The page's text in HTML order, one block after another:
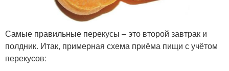
Самые правильные перекусы – это второй завтрак и
полдник. Итак, примерная схема приёма пищи с учётом
перекусов: